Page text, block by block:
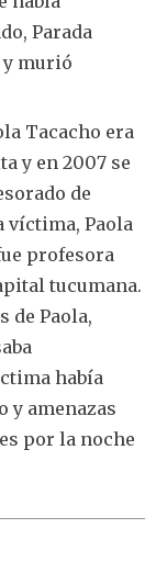
Parada
y murió
Tacacho era
y en 2007 se
de
víctima, Paola
profesora
tucumana.
de Paola,
había
y amenazas
por la noche